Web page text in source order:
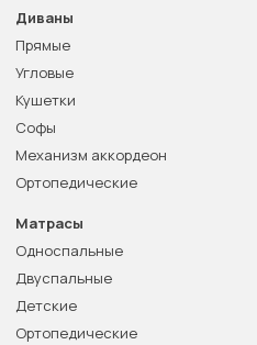
Диваны
Прямые
Угловые
Кушетки
Софы
Механизм аккордеон
Ортопедические
Матрасы
Односпальные
Двуспальные
Детские
Ортопедические